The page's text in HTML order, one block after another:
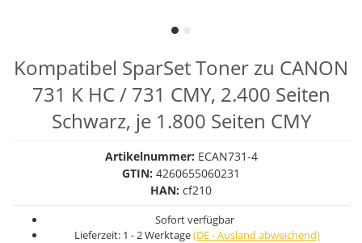
Kompatibel SparSet Toner zu CANON
731 K HC / 731 CMY, 2.400 Seiten
Schwarz, je 1.800 Seiten CMY
Artikelnummer: ECAN731-4
GTIN: 4260655060231
HAN: cf210
Sofort verfügbar
Lieferzeit: 1 - 2 Werktage(DE - Ausland abweichend)